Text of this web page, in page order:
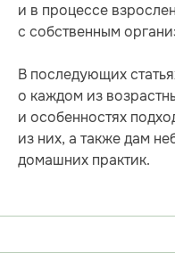
и в процессе
с собственным
В последующих
о каждом из
и особенностях
из них, а также дам
домашних практик.